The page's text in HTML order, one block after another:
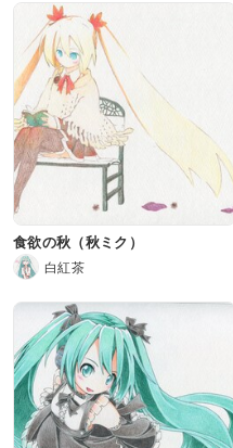
食欲の秋（秋ミク）
白紅茶